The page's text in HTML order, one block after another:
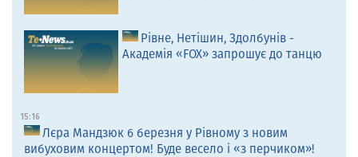
Рівне, Нетішин, Здолбунів -
Академія «FOX» запрошує до танцю
15:16
Лєра Мандзюк 6 березня у Рівному з новим
вибуховим концертом! Буде весело і «з перчиком»!